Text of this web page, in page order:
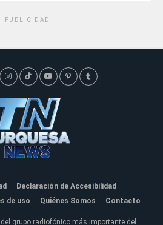
PUBLICIDAD
Declaración de Accesibilidad
de uso
Quiénes Somos Contacto
grupo radiofónico más importante del